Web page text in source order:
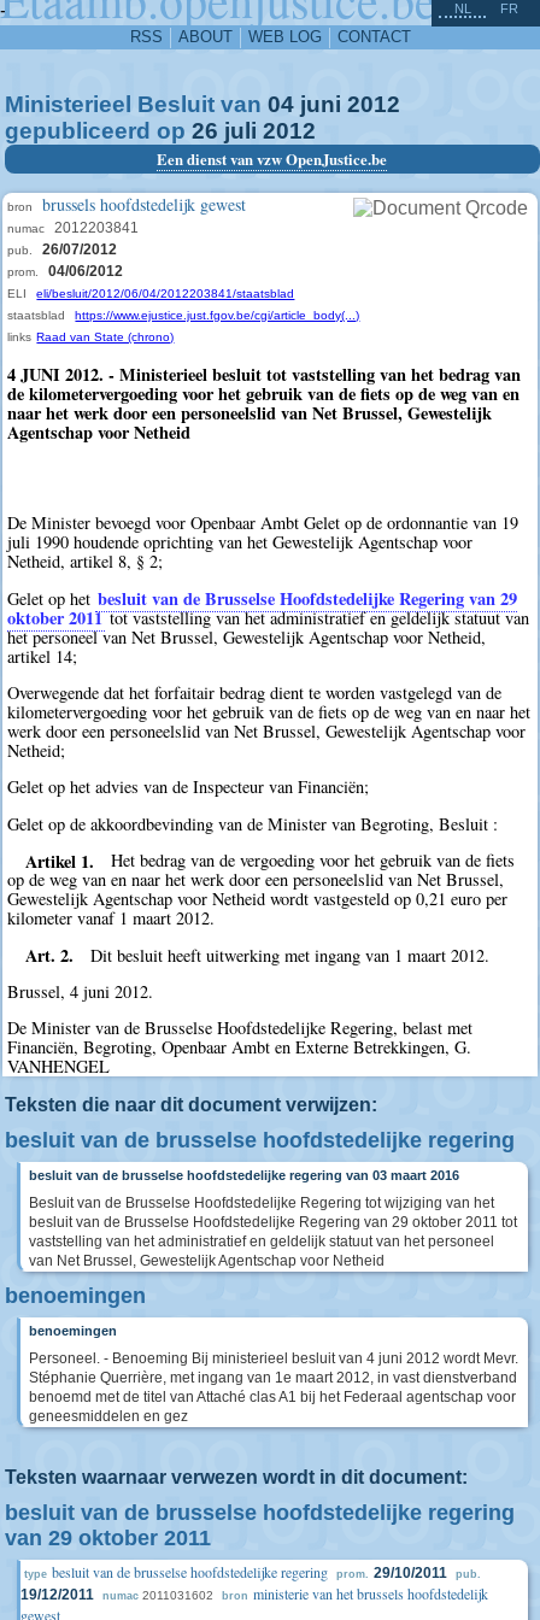
-
RSS ABOUT WEB LOG CONTACT
NL FR
Ministerieel Besluit van 04 juni 2012
gepubliceerd op 26 juli 2012
Een dienst van vzw OpenJustice.be
bron brussels hoofdstedelijk gewest
numac 2012203841
pub. 26/07/2012
prom. 04/06/2012
ELI
eli/besluit/2012/06/04/2012203841/staatsblad
staatsblad
https://www.ejustice.just.fgov.be/cgi/article_body(...)
links Raad van State (chrono)
4 JUNI 2012. - Ministerieel besluit tot vaststelling van het bedrag van
de kilometervergoeding voor het gebruik van de fiets op de weg van en
naar het werk door een personeelslid van Net Brussel, Gewestelijk
Agentschap voor Netheid
De Minister bevoegd voor Openbaar Ambt Gelet op de ordonnantie van 19
juli 1990 houdende oprichting van het Gewestelijk Agentschap voor
Netheid, artikel 8, § 2;
Gelet op het besluit van de Brusselse Hoofdstedelijke Regering van 29
oktober 2011tot vaststelling van het administratief en geldelijk statuut van
het personeel van Net Brussel, Gewestelijk Agentschap voor Netheid,
artikel 14;
Overwegende dat het forfaitair bedrag dient te worden vastgelegd van de
kilometervergoeding voor het gebruik van de fiets op de weg van en naar het
werk door een personeelslid van Net Brussel, Gewestelijk Agentschap voor
Netheid;
Gelet op het advies van de Inspecteur van Financiën;
Gelet op de akkoordbevinding van de Minister van Begroting, Besluit :
Artikel 1.
Het bedrag van de vergoeding voor het gebruik van de fiets
op de weg van en naar het werk door een personeelslid van Net Brussel,
Gewestelijk Agentschap voor Netheid wordt vastgesteld op 0,21 euro per
kilometer vanaf 1 maart 2012.
Art. 2.
Dit besluit heeft uitwerking met ingang van 1 maart 2012.
Brussel, 4 juni 2012.
De Minister van de Brusselse Hoofdstedelijke Regering, belast met
Financiën, Begroting, Openbaar Ambt en Externe Betrekkingen, G.
VANHENGEL
Teksten die naar dit document verwijzen:
besluit van de brusselse hoofdstedelijke regering
besluit van de brusselse hoofdstedelijke regering van 03 maart 2016
Besluit van de Brusselse Hoofdstedelijke Regering tot wijziging van het
besluit van de Brusselse Hoofdstedelijke Regering van 29 oktober 2011 tot
vaststelling van het administratief en geldelijk statuut van het personeel
van Net Brussel, Gewestelijk Agentschap voor Netheid
benoemingen
benoemingen
Personeel. - Benoeming Bij ministerieel besluit van 4 juni 2012 wordt Mevr.
Stéphanie Querrière, met ingang van 1e maart 2012, in vast dienstverband
benoemd met de titel van Attaché clas A1 bij het Federaal agentschap voor
geneesmiddelen en gez
Teksten waarnaar verwezen wordt in dit document:
besluit van de brusselse hoofdstedelijke regering
van 29 oktober 2011
type besluit van de brusselse hoofdstedelijke regering prom. 29/10/2011 pub.
19/12/2011 numac 2011031602 bron ministerie van het brussels hoofdstedelijk
gewest
^